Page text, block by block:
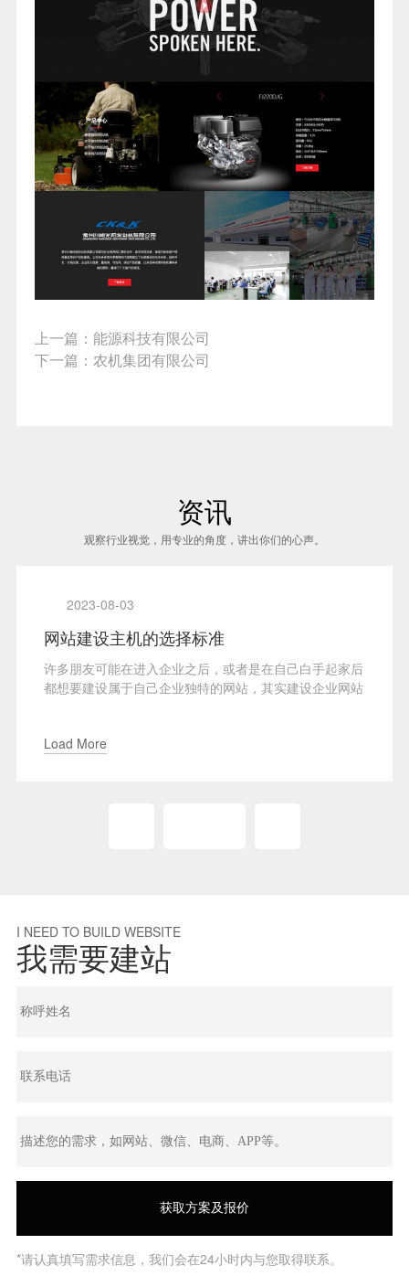
上一篇： 能源科技有限公司
下一篇： 农机集团有限公司
资讯
观察行业视觉，用专业的角度，讲出你们的心声。
2023-08-03
网站建设主机的选择标准
许多朋友可能在进入企业之后，或者是在自己白手起家后
都想要建设属于自己企业独特的网站，其实建设企业网站
Load More
I NEED TO BUILD WEBSITE
我需要建站
*请认真填写需求信息，我们会在24小时内与您取得联系。